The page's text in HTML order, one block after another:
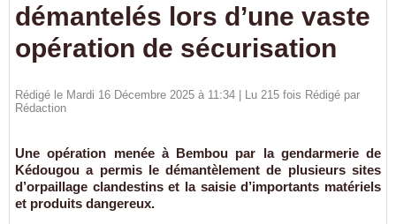
démantelés lors d’une vaste
opération de sécurisation
Rédigé le Mardi 16 Décembre 2025 à 11:34 | Lu 215 fois Rédigé par
Rédaction
Une opération menée à Bembou par la gendarmerie de
Kédougou a permis le démantèlement de plusieurs sites
d’orpaillage clandestins et la saisie d’importants matériels
et produits dangereux.